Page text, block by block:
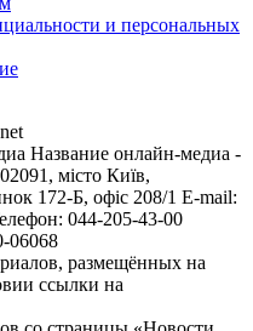
и персональных
Название онлайн-медиа -
місто Київ,
172-Б, офіс 208/1 E-mail:
044-205-43-00
06068
размещённых на
ссылки на